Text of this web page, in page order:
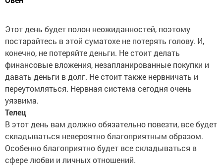
Этот день будет полон неожиданностей, поэтому
постарайтесь в этой суматохе не потерять голову. И,
конечно, не потеряйте деньги. Не стоит делать
финансовые вложения, незапланированные покупки и
давать деньги в долг. Не стоит также нервничать и
переутомляться. Нервная система сегодня очень
уязвима.
Телец
В этот день вам должно обязательно повезти, все будет
складываться невероятно благоприятным образом.
Особенно благоприятно будет все складываться в
сфере любви и личных отношений.